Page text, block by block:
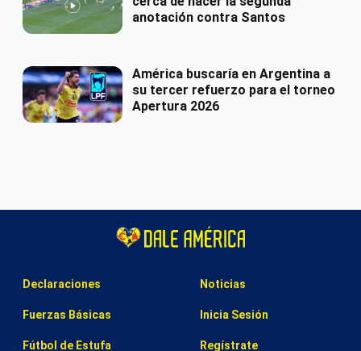
anotación contra Santos
América buscaría en Argentina a
su tercer refuerzo para el torneo
Apertura 2026
Declaraciones
Fuerzas Básicas
Fútbol de Estufa
Noticias
Inicia Sesión
Regístrate